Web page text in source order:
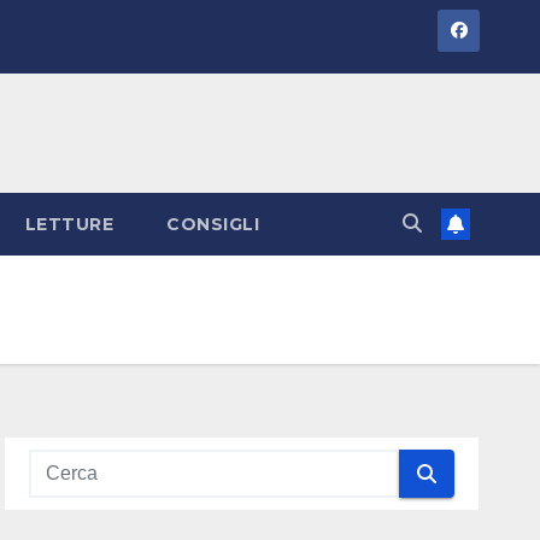
LETTURE CONSIGLI